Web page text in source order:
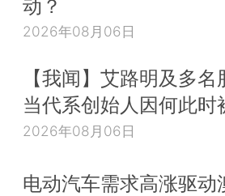
动？
2026年08月06日
【我闻】艾路明及多
当代系创始人因何此时
2026年08月06日
电动汽车需求高涨驱动